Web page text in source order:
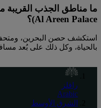
Al Areen Palace)؟
استكشف حصن البحرين،
بالحياة، وكل ذلك على بُعد
رافلز
Arabic
الشرق الأوسط